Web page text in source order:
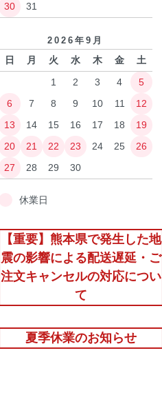
30
31
2026年9月
日 月 火 水 木 金
土
1
2 3 4
5
6
7 8 9 10 11
12
13
14 15 16 17 18
19
20
21 22 23 24 25
26
27
28 29 30
休業日
【重要】熊本県で発生した地
震の影響による配送遅延・ご
注文キャンセルの対応につい
て
夏季休業のお知らせ